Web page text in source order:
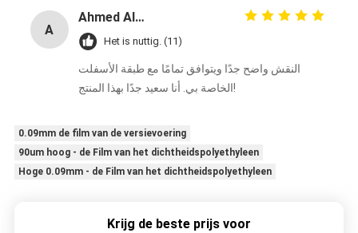
A
Ahmed Al-Mansouri
Het is nuttig. (11)
النقش واضح جدًا ويتوافق تمامًا مع طبقة الأسفلت
الخاصة بي. أنا سعيد جدًا بهذا المنتج!
0.09mm de film van de versievoering
90um hoog - de Film van het dichtheidspolyethyleen
Hoge 0.09mm - de Film van het dichtheidspolyethyleen
Krijg de beste prijs voor